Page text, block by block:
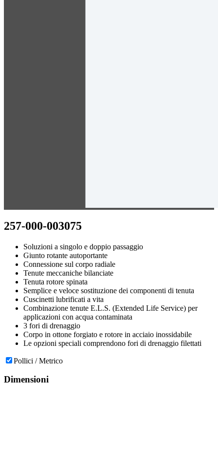
257-000-003075
Soluzioni a singolo e doppio passaggio
Giunto rotante autoportante
Connessione sul corpo radiale
Tenute meccaniche bilanciate
Tenuta rotore spinata
Semplice e veloce sostituzione dei componenti di tenuta
Cuscinetti lubrificati a vita
Combinazione tenute E.L.S. (Extended Life Service) per
applicazioni con acqua contaminata
3 fori di drenaggio
Corpo in ottone forgiato e rotore in acciaio inossidabile
Le opzioni speciali comprendono fori di drenaggio filettati
Pollici / Metrico
Dimensioni